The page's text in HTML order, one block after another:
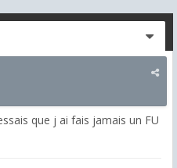
que j ai fais jamais un FU